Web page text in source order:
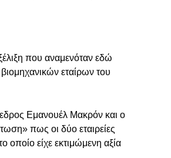
που αναμενόταν εδώ
εταίρων του
Εμανουέλ Μακρόν και ο
πως οι δύο εταιρείες
είχε εκτιμώμενη αξία